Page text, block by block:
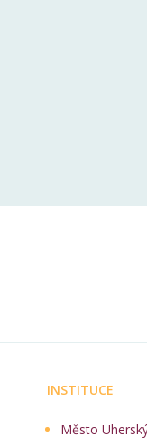
INSTITUCE
Město